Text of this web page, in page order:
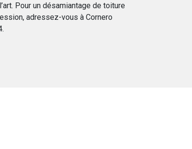
Pour un désamiantage de toiture
adressez-vous à Cornero